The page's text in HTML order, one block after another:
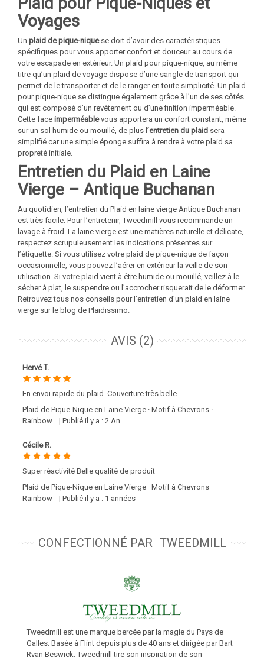
Voyages
Un plaid de pique-niquese doit d’avoir des caractéristiques
spécifiques pour vous apporter confort et douceur au cours de
votre escapade en extérieur. Un plaid pour pique-nique, au même
titre qu’un plaid de voyage dispose d’une sangle de transport qui
permet de le transporter et de le ranger en toute simplicité. Un plaid
pour pique-nique se distingue également grâce à l’un de ses côtés
qui est composé d’un revêtement ou d’une finition imperméable.
Cette face imperméablevous apportera un confort constant, même
sur un sol humide ou mouillé, de plus l’entretien du plaid sera
simplifié car une simple éponge suffira à rendre à votre plaid sa
propreté initiale.
Entretien du Plaid en Laine
Vierge – Antique Buchanan
Au quotidien, l’entretien du Plaid en laine vierge Antique Buchanan
est très facile. Pour l’entretenir, Tweedmill vous recommande un
lavage à froid. La laine vierge est une matières naturelle et délicate,
respectez scrupuleusement les indications présentes sur
l’étiquette. Si vous utilisez votre plaid de pique-nique de façon
occasionnelle, vous pouvez l’aérer en extérieur la veille de son
utilisation. Si votre plaid vient à être humide ou mouillé, veillez à le
sécher à plat, le suspendre ou l’accrocher risquerait de le déformer.
Retrouvez tous nos conseils pour l’entretien d’un plaid en laine
vierge sur le blog de Plaidissimo.
AVIS (2)
Hervé T.
En envoi rapide du plaid. Couverture très belle.
Plaid de Pique-Nique en Laine Vierge · Motif à Chevrons ·
Rainbow
| Publié il y a : 2 An
Cécile R.
Super réactivité Belle qualité de produit
Plaid de Pique-Nique en Laine Vierge · Motif à Chevrons ·
Rainbow
| Publié il y a : 1 années
CONFECTIONNÉ PAR TWEEDMILL
Tweedmill est une marque bercée par la magie du Pays de
Galles. Basée à Flint depuis plus de 40 ans et dirigée par Bart
Ryan Beswick.Tweedmill tire son inspiration de son